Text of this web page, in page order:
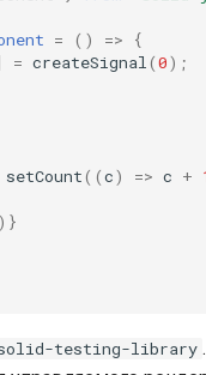
= () =>
{
= createSignal (0);
setCount((c) => c +
testing-library